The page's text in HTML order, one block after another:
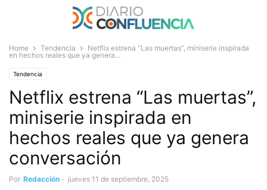
Home Tendencia
Netflix estrena “Las muertas”, miniserie inspirada
en hechos reales que ya genera...
Tendencia
Netflix estrena “Las muertas”,
miniserie inspirada en
hechos reales que ya genera
conversación
Por Redacción - jueves 11 de septiembre, 2025